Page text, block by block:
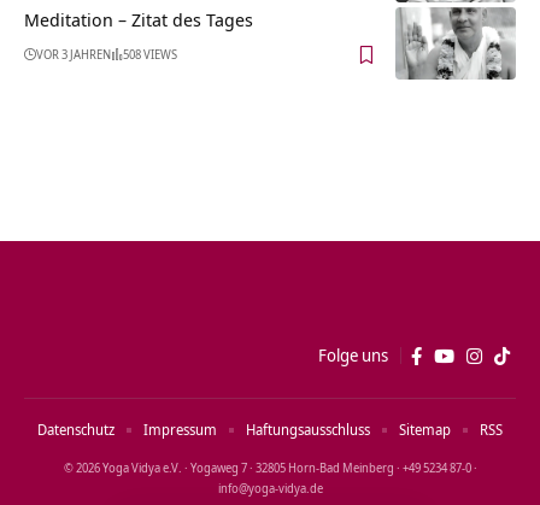
Meditation – Zitat des Tages
VOR 3 JAHREN 508 VIEWS
Folge uns
© 2026 Yoga Vidya e.V. · Yogaweg 7 · 32805 Horn‑Bad Meinberg · +49 5234 87‑0 ·
info@yoga‑vidya.de
Datenschutz Impressum Haftungsausschluss Sitemap RSS